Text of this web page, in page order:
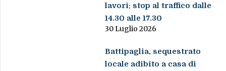
lavori: stop al traffico dalle
14.30 alle 17.30
30 Luglio 2026
Battipaglia, sequestrato
locale adibito a casa di